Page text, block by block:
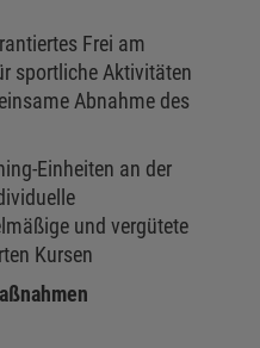
Frei am
sportliche Aktivitäten
Abnahme des
Einheiten an der
und vergütete
Kursen